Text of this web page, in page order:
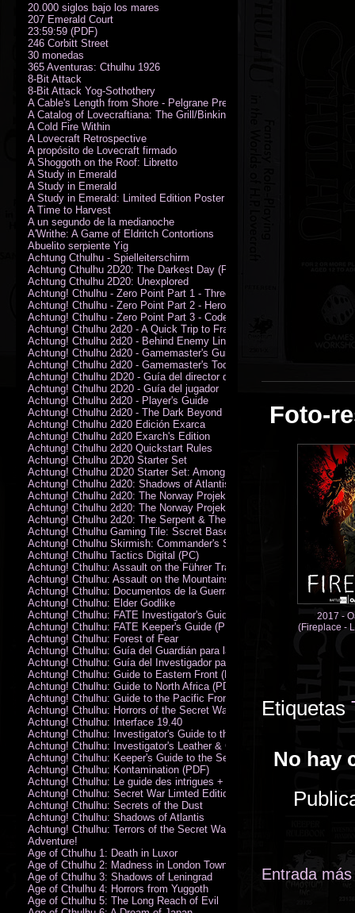
Foto-
2017 -
(Fireplace -
Etiquetas
No hay
Entrada
20.000 siglos bajo los mares
207 Emerald Court
23:59:59 (PDF)
246 Corbitt Street
30 monedas
365 Aventuras: Cthulhu 1926
8-Bit Attack
8-Bit Attack Yog-Sothothery
A Cable's Length from Shore - Pelgrane Press' FreeRPG 2018 (PDF)
A Catalog of Lovecraftiana: The Grill/Binkin Collection
A Cold Fire Within
A Lovecraft Retrospective
A propósito de Lovecraft firmado
A Shoggoth on the Roof: Libretto
A Study in Emerald
A Study in Emerald
A Study in Emerald: Limited Edition Poster (Neil Gaiman)
A Time to Harvest
A un segundo de la medianoche
A'Writhe: A Game of Eldritch Contortions
Abuelito serpiente Yig
Achtung Cthulhu - Spielleiterschirm
Achtung Cthulhu 2D20: The Darkest Day (PDF)
Achtung Cthulhu 2D20: Unexplored
Achtung! Cthulhu - Zero Point Part 1 - Three Kings
Achtung! Cthulhu - Zero Point Part 2 - Heroes of the Sea
Achtung! Cthulhu - Zero Point Part 3 - Code of Honour (PDF)
Achtung! Cthulhu 2d20 - A Quick Trip to France (PDF)
Achtung! Cthulhu 2d20 - Behind Enemy Lines
Achtung! Cthulhu 2d20 - Gamemaster's Guide
Achtung! Cthulhu 2d20 - Gamemaster's Toolkit
Achtung! Cthulhu 2D20 - Guía del director de juego
Achtung! Cthulhu 2D20 - Guía del jugador
Achtung! Cthulhu 2d20 - Player's Guide
Achtung! Cthulhu 2d20 - The Dark Beyond
Achtung! Cthulhu 2d20 Edición Exarca
Achtung! Cthulhu 2d20 Exarch's Edition
Achtung! Cthulhu 2d20 Quickstart Rules
Achtung! Cthulhu 2D20 Starter Set
Achtung! Cthulhu 2D20 Starter Set: Among the Wolves (PDF)
Achtung! Cthulhu 2d20: Shadows of Atlantis
Achtung! Cthulhu 2d20: The Norway Projekt
Achtung! Cthulhu 2d20: The Norway Projekt (PDF)
Achtung! Cthulhu 2d20: The Serpent & The Sands
Achtung! Cthulhu Gaming Tile: Sscret Base & Icy Ruins
Achtung! Cthulhu Skirmish: Commander's Set
Achtung! Cthulhu Tactics Digital (PC)
Achtung! Cthulhu: Assault on the Führer Train
Achtung! Cthulhu: Assault on the Mountains of Madness
Achtung! Cthulhu: Documentos de la Guerra Secreta
Achtung! Cthulhu: Elder Godlike
Achtung! Cthulhu: FATE Investigator's Guide (PDF)
Achtung! Cthulhu: FATE Keeper's Guide (PDF)
Achtung! Cthulhu: Forest of Fear
Achtung! Cthulhu: Guía del Guardián para la Guerra Secreta
Achtung! Cthulhu: Guía del Investigador para la Guerra Secreta
Achtung! Cthulhu: Guide to Eastern Front (PDF)
Achtung! Cthulhu: Guide to North Africa (PDF)
Achtung! Cthulhu: Guide to the Pacific Front
Achtung! Cthulhu: Horrors of the Secret War
Achtung! Cthulhu: Interface 19.40
Achtung! Cthulhu: Investigator's Guide to the Secret War
Achtung! Cthulhu: Investigator's Leather & Canvas Bag
Achtung! Cthulhu: Keeper's Guide to the Secret War
Achtung! Cthulhu: Kontamination (PDF)
Achtung! Cthulhu: Le guide des intrigues + ecran
Achtung! Cthulhu: Secret War Limted Edition Book
Achtung! Cthulhu: Secrets of the Dust
Achtung! Cthulhu: Shadows of Atlantis
Achtung! Cthulhu: Terrors of the Secret War
Adventure!
Age of Cthulhu 1: Death in Luxor
Age of Cthulhu 2: Madness in London Town
Age of Cthulhu 3: Shadows of Leningrad
Age of Cthulhu 4: Horrors from Yuggoth
Age of Cthulhu 5: The Long Reach of Evil